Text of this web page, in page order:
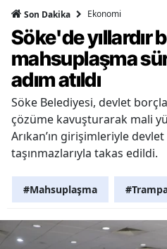
Son Dakika Ekonomi
Söke'de yıllardır
mahsuplaşma
adım atıldı
Söke Belediyesi, devlet
çözüme kavuşturarak mali
Arıkan’ın girişimleriyle
taşınmazlarıyla takas edildi.
#Mahsuplaşma